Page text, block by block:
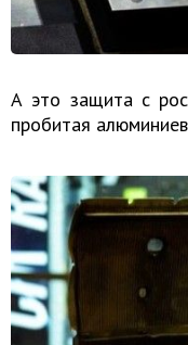
А это защита с
пробитая